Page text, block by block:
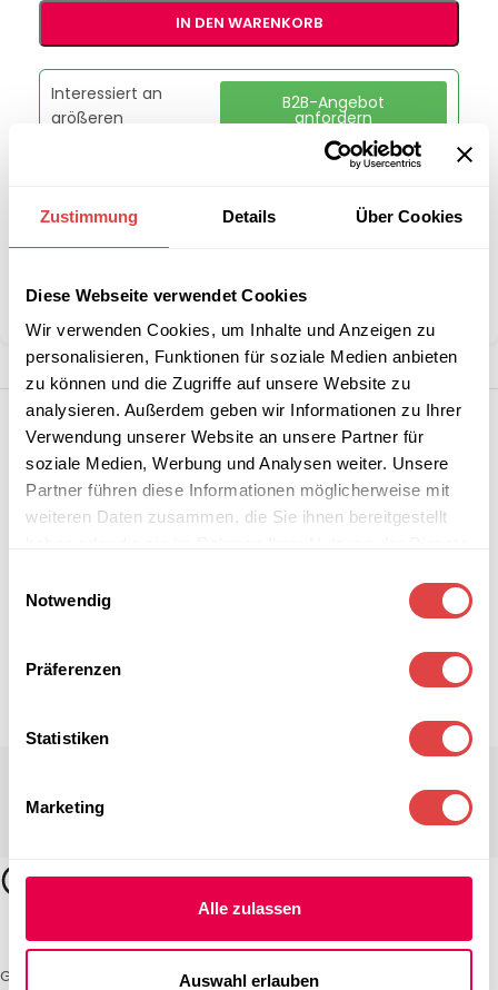
Zustimmung Details Über Cookies
Diese Webseite verwendet Cookies
Wir verwenden Cookies, um Inhalte und Anzeigen zu
personalisieren, Funktionen für soziale Medien anbieten
zu können und die Zugriffe auf unsere Website zu
analysieren. Außerdem geben wir Informationen zu Ihrer
Verwendung unserer Website an unsere Partner für
soziale Medien, Werbung und Analysen weiter. Unsere
Partner führen diese Informationen möglicherweise mit
weiteren Daten zusammen, die Sie ihnen bereitgestellt
Notwendig
Präferenzen
Statistiken
Marketing
Alle zulassen
Auswahl erlauben
IN DEN WARENKORB
Interessiert an
größeren
B2B-Angebot
anfordern
Artikelnummer:
229886
Kategorie: Bestecktaschen
Gastro Uzal – Ihr Spezialist für Gastronomiemöbel und -textilien. Wir